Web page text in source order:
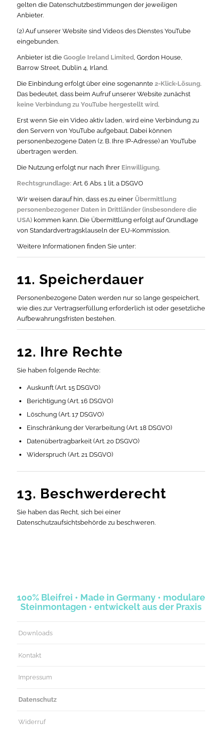
gelten die Datenschutzbestimmungen der jeweiligen
Anbieter.
(2) Auf unserer Website sind Videos des Dienstes YouTube
eingebunden.
Anbieter ist die Google Ireland Limited, Gordon House,
Barrow Street, Dublin 4, Irland.
Die Einbindung erfolgt über eine sogenannte 2-Klick-Lösung.
Das bedeutet, dass beim Aufruf unserer Website zunächst
keine Verbindung zu YouTube hergestellt wird.
Erst wenn Sie ein Video aktiv laden, wird eine Verbindung zu
den Servern von YouTube aufgebaut. Dabei können
personenbezogene Daten (z. B. Ihre IP-Adresse) an YouTube
übertragen werden.
Die Nutzung erfolgt nur nach Ihrer Einwilligung.
Rechtsgrundlage:Art. 6 Abs. 1 lit. a DSGVO
Wir weisen darauf hin, dass es zu einer Übermittlung
personenbezogener Daten in Drittländer (insbesondere die
USA)kommen kann. Die Übermittlung erfolgt auf Grundlage
von Standardvertragsklauseln der EU-Kommission.
Weitere Informationen finden Sie unter:
11. Speicherdauer
Personenbezogene Daten werden nur so lange gespeichert,
wie dies zur Vertragserfüllung erforderlich ist oder gesetzliche
Aufbewahrungsfristen bestehen.
12. Ihre Rechte
Sie haben folgende Rechte:
Auskunft (Art. 15 DSGVO)
Berichtigung (Art. 16 DSGVO)
Löschung (Art. 17 DSGVO)
Einschränkung der Verarbeitung (Art. 18 DSGVO)
Datenübertragbarkeit (Art. 20 DSGVO)
Widerspruch (Art. 21 DSGVO)
13. Beschwerderecht
Sie haben das Recht, sich bei einer
Datenschutzaufsichtsbehörde zu beschweren.
100% Bleifrei • Made in Germany • modulare
Steinmontagen • entwickelt aus der Praxis
Downloads
Kontakt
Impressum
Datenschutz
Widerruf